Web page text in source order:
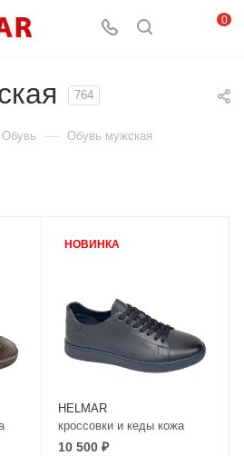
0
764
Обувь — Обувь мужская
НОВИНКА
HELMAR
кроссовки и кеды кожа
10 500 ₽